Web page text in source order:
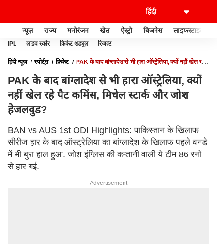
न्यूज़ राज्य मनोरंजन खेल ऐस्ट्रो बिजनेस लाइफस्टाइल
IPL लाइव स्कोर क्रिकेट शेड्यूल रिजल्ट
हिंदी न्यूज़ स्पोर्ट्स क्रिकेट
PAK के बाद बांग्लादेश से भी हारा ऑस्ट्रेलिया, क्यों नहीं खेल रहे
PAK के बाद बांग्लादेश से भी हारा ऑस्ट्रेलिया, क्यों
नहीं खेल रहे पैट कमिंस, मिचेल स्टार्क और जोश
हेजलवुड?
BAN vs AUS 1st ODI Highlights: पाकिस्तान के खिलाफ
सीरीज हार के बाद ऑस्ट्रेलिया का बांग्लादेश के खिलाफ पहले वनडे
में भी बुरा हाल हुआ. जोश इंग्लिस की कप्तानी वाली ये टीम 86 रनों
से हार गई.
Advertisement